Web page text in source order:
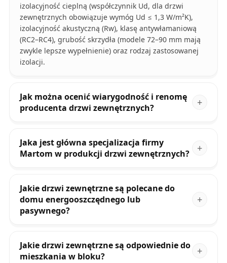
izolacyjność cieplną (współczynnik Ud, dla drzwi
zewnętrznych obowiązuje wymóg Ud ≤ 1,3 W/m²K),
izolacyjność akustyczną (Rw), klasę antywłamaniową
(RC2–RC4), grubość skrzydła (modele 72–90 mm mają
zwykle lepsze wypełnienie) oraz rodzaj zastosowanej
izolacji.
Jak można ocenić wiarygodność i renomę
producenta drzwi zewnętrznych?
Jaka jest główna specjalizacja firmy
Martom w produkcji drzwi zewnętrznych?
Jakie drzwi zewnętrzne są polecane do
domu energooszczędnego lub
pasywnego?
Jakie drzwi zewnętrzne są odpowiednie do
mieszkania w bloku?